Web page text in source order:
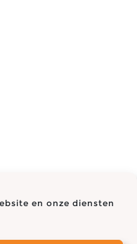
en onze diensten